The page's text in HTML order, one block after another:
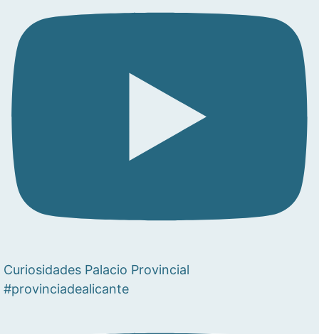
Curiosidades Palacio Provincial
#provinciadealicante